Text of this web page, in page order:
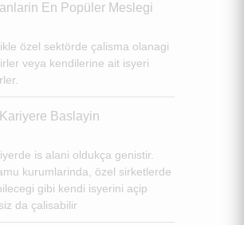
En Popüler Meslegi
özel sektörde çalisma olanagi
veya kendilerine ait isyeri
Baslayin
is alani oldukça genistir.
kurumlarinda, özel sirketlerde
gibi kendi isyerini açip
da çalisabilir